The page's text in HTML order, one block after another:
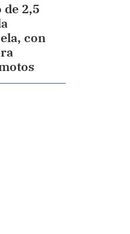
de 2,5
con